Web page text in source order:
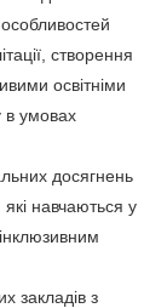
створення
освітніми
в умовах
досягнень
навчаються у
закладів з